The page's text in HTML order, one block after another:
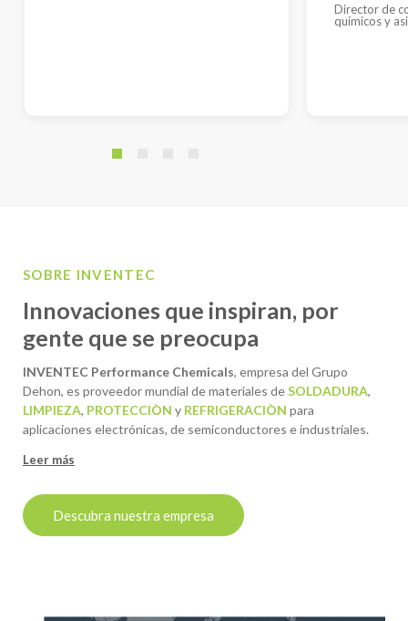
Director de
químicos y
SOBRE INVENTEC
Innovaciones que inspiran, por
gente que se preocupa
INVENTEC Performance Chemicals, empresa del Grupo
Dehon, es proveedor mundial de materiales deSOLDADURA,
LIMPIEZA, PROTECCIÒN y REFRIGERACIÒN para
aplicaciones electrónicas, de semiconductores e industriales.
Leer más
Descubra nuestra empresa